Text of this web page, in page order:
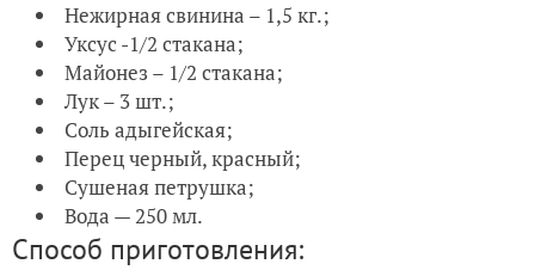
Нежирная свинина – 1,5 кг.;
Уксус -1/2 стакана;
Майонез – 1/2 стакана;
Лук – 3 шт.;
Соль адыгейская;
Перец черный, красный;
Сушеная петрушка;
Вода — 250 мл.
Способ приготовления: